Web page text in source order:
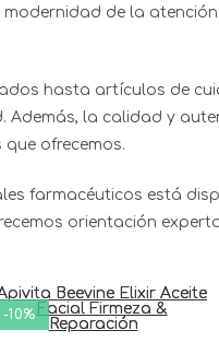
de la
hasta artículos de
Además, la calidad y
ofrecemos.
farmacéuticos está
orientación
-10%